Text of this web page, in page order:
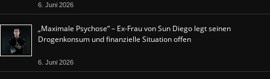
6. Juni 2026
„Maximale Psychose“ – Ex-Frau von Sun Diego legt seinen
Drogenkonsum und finanzielle Situation offen
6. Juni 2026